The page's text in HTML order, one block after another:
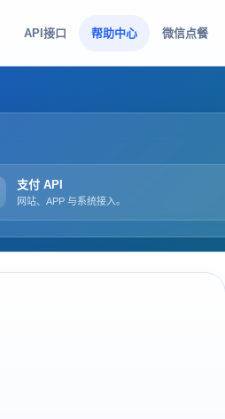
API接口 帮助中心 微信点餐
支付 API
网站、APP 与系统接入。